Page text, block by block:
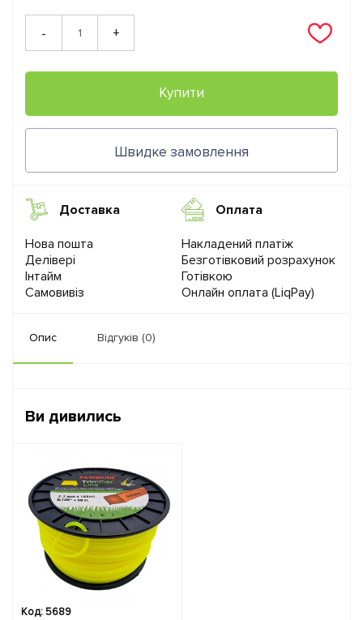
- +
Купити
Швидке замовлення
Доставка
Нова пошта
Делівері
Інтайм
Самовивіз
Оплата
Накладений платіж
Безготівковий розрахунок
Готівкою
Онлайн оплата (LiqPay)
Опис Відгуків (0)
Ви дивились
Код: 5689